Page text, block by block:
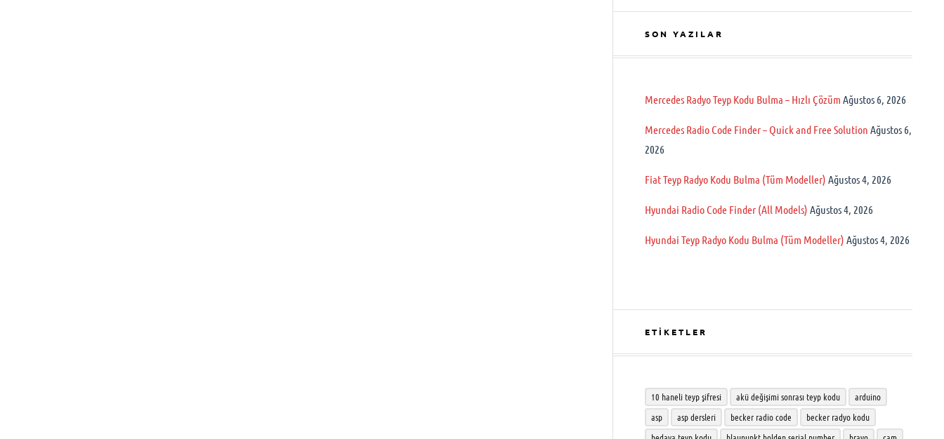
SON YAZILAR
Mercedes Radyo Teyp Kodu Bulma – Hızlı Çözüm Ağustos 6, 2026
Mercedes Radio Code Finder – Quick and Free Solution Ağustos 6,
2026
Fiat Teyp Radyo Kodu Bulma (Tüm Modeller) Ağustos 4, 2026
Hyundai Radio Code Finder (All Models) Ağustos 4, 2026
Hyundai Teyp Radyo Kodu Bulma (Tüm Modeller) Ağustos 4, 2026
ETİKETLER
10 haneli teyp şifresi akü değişimi sonrası teyp kodu
arduino
asp
asp dersleri becker radio code
becker radyo kodu